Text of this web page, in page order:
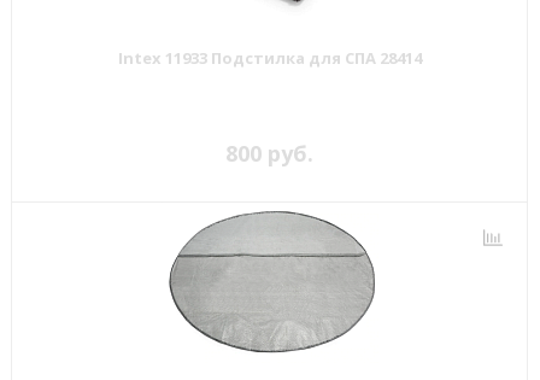
Intex 11933 Подстилка для СПА 28414
800 руб.